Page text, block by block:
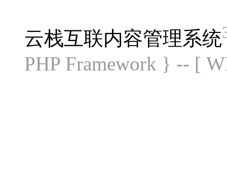
云栈互联内容管理系统
PHP Framework } -- [